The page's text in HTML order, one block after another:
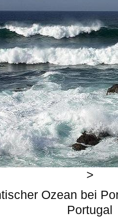
>
Ozean bei
Portugal